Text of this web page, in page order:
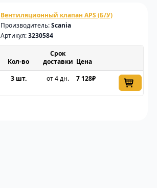
Вентиляционный клапан APS (Б/У)
Производитель:Scania
Артикул:3230584
Срок
доставки Цена
3 шт. от 4 дн. 7 128₽